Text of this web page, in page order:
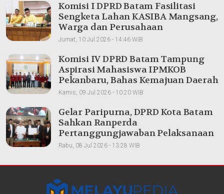
Komisi I DPRD Batam Fasilitasi
Sengketa Lahan KASIBA Mangsang,
Warga dan Perusahaan
Dipertemukan
Jumat, 10 Jul 2026 - 14:46 WIB
Komisi IV DPRD Batam Tampung
Aspirasi Mahasiswa IPMKOB
Pekanbaru, Bahas Kemajuan Daerah
Kamis, 09 Jul 2026 - 10:20 WIB
Gelar Paripurna, DPRD Kota Batam
Sahkan Ranperda
Pertanggungjawaban Pelaksanaan
APBD 2025
Rabu, 08 Jul 2026 - 13:28 WIB